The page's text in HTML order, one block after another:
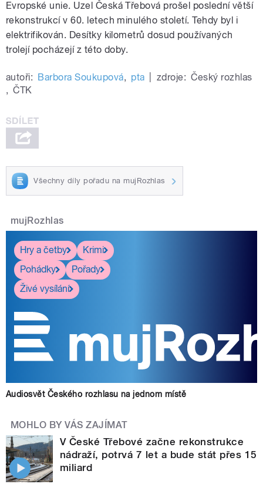
Evropské unie. Uzel Česká Třebová prošel poslední větší
rekonstrukcí v 60. letech minulého století. Tehdy byl i
elektrifikován. Desítky kilometrů dosud používaných
trolejí pocházejí z této doby.
autoři: Barbora Soukupová, pta zdroje: Český rozhlas
, ČTK
Všechny díly pořadu na mujRozhlas
mujRozhlas
Hry a četby
Krimi
Pohádky
Pořady
Živé vysílání
Audiosvět Českého rozhlasu na jednom místě
MOHLO BY VÁS ZAJÍMAT
V České Třebové začne rekonstrukce
nádraží, potrvá 7 let a bude stát přes 15
miliard